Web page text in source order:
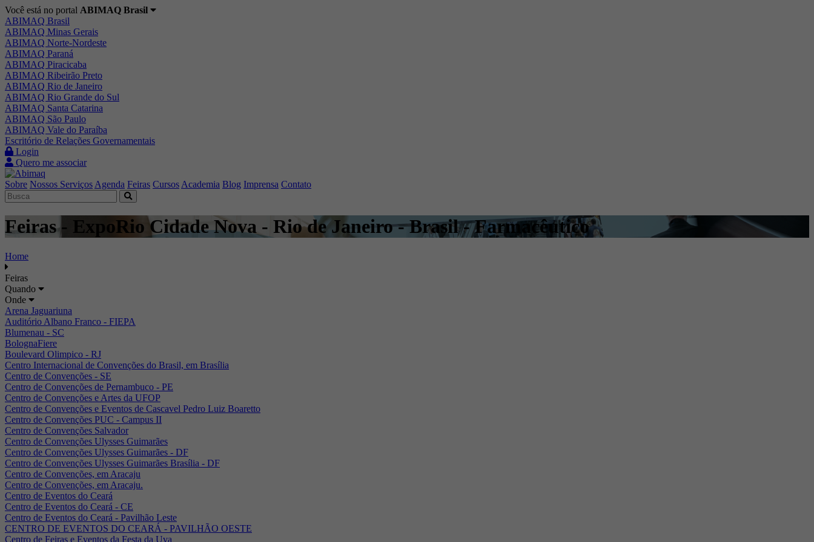
Você está no portal ABIMAQ Brasil
ABIMAQ Brasil
ABIMAQ Minas Gerais
ABIMAQ Norte-Nordeste
ABIMAQ Paraná
ABIMAQ Piracicaba
ABIMAQ Ribeirão Preto
ABIMAQ Rio de Janeiro
ABIMAQ Rio Grande do Sul
ABIMAQ Santa Catarina
ABIMAQ São Paulo
ABIMAQ Vale do Paraíba
Escritório de Relações Governamentais
Login
Quero me associar
Sobre Nossos Serviços Agenda Feiras Cursos Academia Blog Imprensa Contato
Feiras - ExpoRio Cidade Nova - Rio de Janeiro - Brasil - Farmacêutico
Home
Feiras
Quando
Onde
Arena Jaguariuna
Auditório Albano Franco - FIEPA
Blumenau - SC
BolognaFiere
Boulevard Olimpico - RJ
Centro Internacional de Convenções do Brasil, em Brasília
Centro de Convenções - SE
Centro de Convenções de Pernambuco - PE
Centro de Convenções e Artes da UFOP
Centro de Convenções e Eventos de Cascavel Pedro Luiz Boaretto
Centro de Convenções PUC - Campus II
Centro de Convenções Salvador
Centro de Convenções Ulysses Guimarães
Centro de Convenções Ulysses Guimarães - DF
Centro de Convenções Ulysses Guimarães Brasília - DF
Centro de Convenções, em Aracaju
Centro de Convenções, em Aracaju.
Centro de Eventos do Ceará
Centro de Eventos do Ceará - CE
Centro de Eventos do Ceará - Pavilhão Leste
CENTRO DE EVENTOS DO CEARÁ - PAVILHÃO OESTE
Centro de Feiras e Eventos da Festa da Uva